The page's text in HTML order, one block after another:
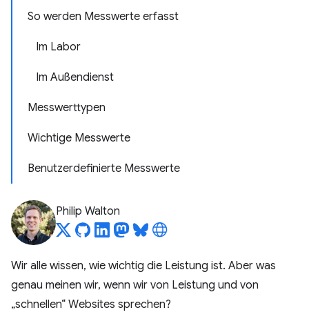
So werden Messwerte erfasst
Im Labor
Im Außendienst
Messwerttypen
Wichtige Messwerte
Benutzerdefinierte Messwerte
Philip Walton
Wir alle wissen, wie wichtig die Leistung ist. Aber was
genau meinen wir, wenn wir von Leistung und von
„schnellen“ Websites sprechen?